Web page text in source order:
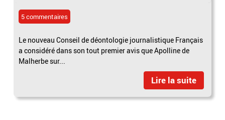
5 commentaires
Le nouveau Conseil de déontologie journalistique Français
a considéré dans son tout premier avis que Apolline de
Malherbe sur...
Lire la suite